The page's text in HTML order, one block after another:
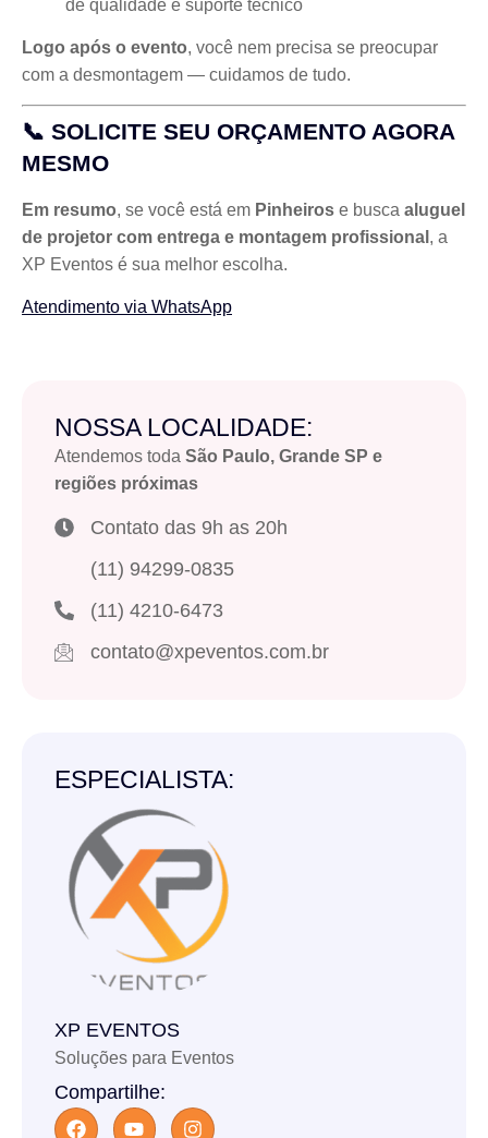
de qualidade e suporte técnico
Logo após o evento, você nem precisa se preocupar
com a desmontagem — cuidamos de tudo.
📞 SOLICITE SEU ORÇAMENTO AGORA
MESMO
Em resumo, se você está em Pinheiros e busca aluguel
de projetor com entrega e montagem profissional , a
XP Eventos é sua melhor escolha.
Atendimento via WhatsApp
NOSSA LOCALIDADE:
Atendemos toda São Paulo, Grande SP e
regiões próximas
Contato das 9h as 20h
(11) 94299-0835
(11) 4210-6473
contato@xpeventos.com.br
ESPECIALISTA:
XP EVENTOS
Soluções para Eventos
Compartilhe: